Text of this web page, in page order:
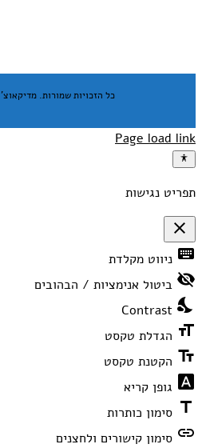
כל הזכויות שמורות. מדיקאוצ' medicoach 2017
Page load link
תפריט נגישות
close
פתיחה
וסגירה
תפריט
keyboard ניווט מקלדת
visibility_off ביטול אנימציות / הבהובים
nights_stay
Contrast
format_size הגדלת טקסט
text_fields הקטנת טקסט
font_download גופן קריא
title סימון כותרות
link סימון קישורים ולחצנים